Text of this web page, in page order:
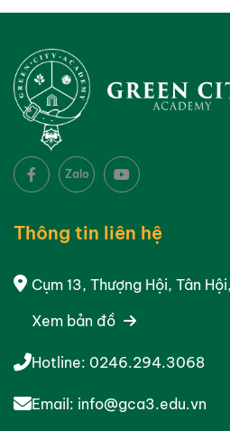
Zalo
Thông tin liên hệ
Cụm 13, Thượng Hội, Tân
Xem bản đồ
Hotline: 0246.294.3068
Email: info@gca3.edu.vn